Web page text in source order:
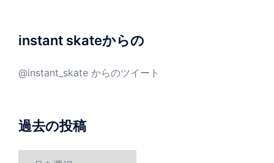
instant skateからの
@instant_skate からのツイート
過去の投稿